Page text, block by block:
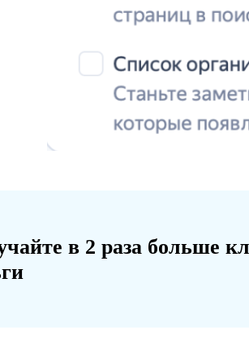
в 2 раза больше